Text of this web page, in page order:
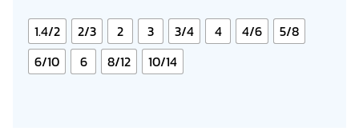
1.4/2 2/3 2 3 3/4 4 4/6
5/8
6/10
6 8/12 10/14